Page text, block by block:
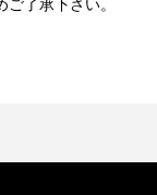
了承下さい。